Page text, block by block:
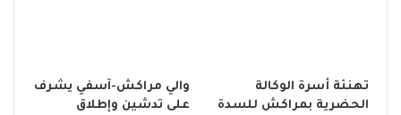
تهنئة أسرة الوكالة
الحضرية بمراكش للسدة
والي مراكش-آسفي يشرف
على تدشين وإطلاق